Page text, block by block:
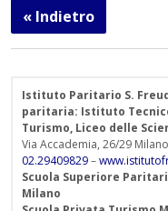
« Indietro
Istituto Paritario S.
paritaria: Istituto
Turismo, Liceo delle
Via Accademia, 26/29
02.29409829–
Scuola Superiore
Milano